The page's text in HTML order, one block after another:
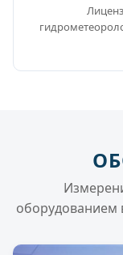
оборудованием